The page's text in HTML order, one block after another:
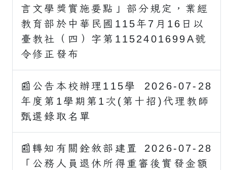
言文學獎實施要點」部分規定，業經
教育部於中華民國115年7月16日以
臺教社（四）字第1152401699A號
令修正發布
2026-07-28
📰公告本校辦理115學
年度第1學期第1次(第十招)代理教師
甄選錄取名單
2026-07-28
📰轉知有關銓敘部建置
「公務人員退休所得重審後實發金額